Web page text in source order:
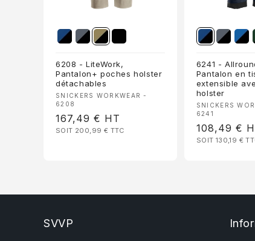
6208 - LiteWork,
Pantalon+ poches holster
détachables
Fournisseur :
SNICKERS WORKWEAR -
6208
Prix
habituel
167,49 € HT
SOIT 200,99 € TTC
6241 -
Pantalon en
extensible
holster
SNICKERS
6241
Prix
habituel
108,49 €
SOIT 130,19 €
SVVP